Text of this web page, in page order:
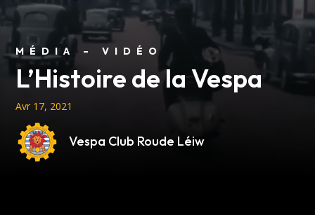
MÉDIA – VIDÉO
L’Histoire de la Vespa
Avr 17, 2021
Vespa Club Roude Léiw